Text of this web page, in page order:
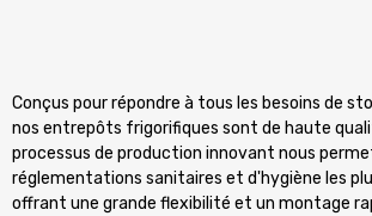
Conçus pour répondre à tous les besoins de
nos entrepôts frigorifiques sont de haute
processus de production innovant nous
réglementations sanitaires et d'hygiène les
offrant une grande flexibilité et un montage